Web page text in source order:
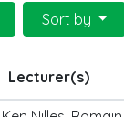
Sort by
Lecturer(s)